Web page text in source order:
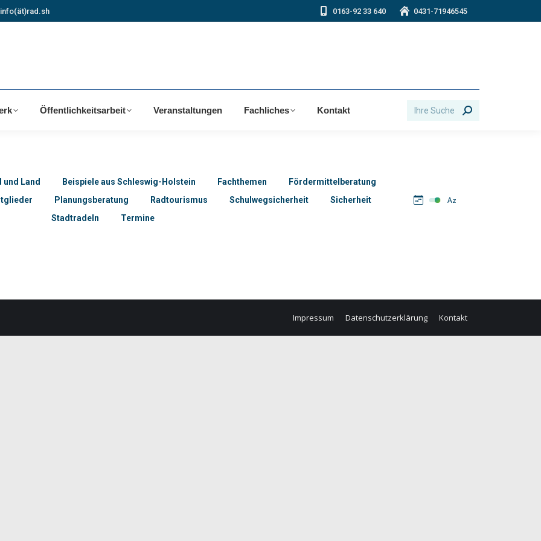
info(ät)rad.sh 0163-92 33 640 0431-71946545
Öffentlichkeitsarbeit Veranstaltungen Fachliches Kontakt Search:
und Land Beispiele aus Schleswig-Holstein Fachthemen
Fördermittelberatung
Planungsberatung Radtourismus Schulwegsicherheit
Sicherheit
Stadtradeln
Termine
Impressum Datenschutzerklärung Kontakt